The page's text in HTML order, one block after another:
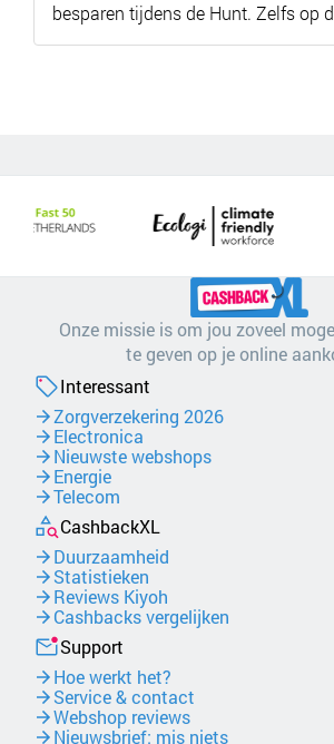
besparen tijdens de Hunt. Zelfs op
Onze missie is om jou zoveel
te geven op je online
Interessant
Zorgverzekering 2026
Electronica
Nieuwste webshops
Energie
Telecom
CashbackXL
Duurzaamheid
Statistieken
Reviews Kiyoh
Cashbacks vergelijken
Support
Hoe werkt het?
Service & contact
Webshop reviews
Nieuwsbrief: mis niets